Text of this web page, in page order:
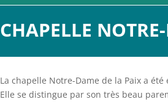
CHAPELLE
La chapelle Notre-Dame de la Paix a
Elle se distingue par son très beau